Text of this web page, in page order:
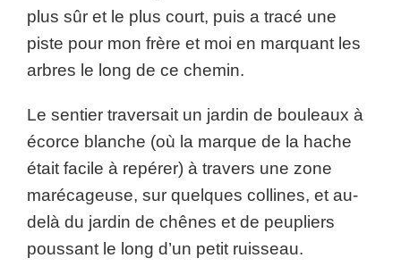
plus sûr et le plus court, puis a tracé une
piste pour mon frère et moi en marquant les
arbres le long de ce chemin.
Le sentier traversait un jardin de bouleaux à
écorce blanche (où la marque de la hache
était facile à repérer) à travers une zone
marécageuse, sur quelques collines, et au-
delà du jardin de chênes et de peupliers
poussant le long d’un petit ruisseau.